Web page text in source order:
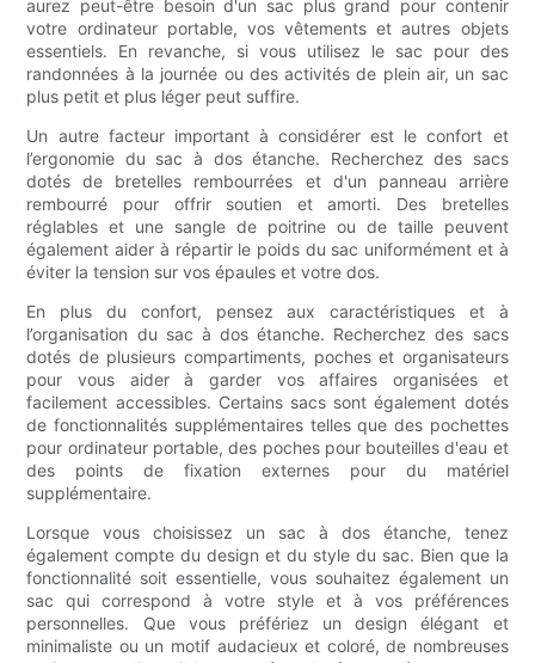
aurez peut-être besoin d'un sac plus grand pour contenir
votre ordinateur portable, vos vêtements et autres objets
essentiels. En revanche, si vous utilisez le sac pour des
randonnées à la journée ou des activités de plein air, un sac
plus petit et plus léger peut suffire.
Un autre facteur important à considérer est le confort et
l’ergonomie du sac à dos étanche. Recherchez des sacs
dotés de bretelles rembourrées et d'un panneau arrière
rembourré pour offrir soutien et amorti. Des bretelles
réglables et une sangle de poitrine ou de taille peuvent
également aider à répartir le poids du sac uniformément et à
éviter la tension sur vos épaules et votre dos.
En plus du confort, pensez aux caractéristiques et à
l’organisation du sac à dos étanche. Recherchez des sacs
dotés de plusieurs compartiments, poches et organisateurs
pour vous aider à garder vos affaires organisées et
facilement accessibles. Certains sacs sont également dotés
de fonctionnalités supplémentaires telles que des pochettes
pour ordinateur portable, des poches pour bouteilles d'eau et
des points de fixation externes pour du matériel
supplémentaire.
Lorsque vous choisissez un sac à dos étanche, tenez
également compte du design et du style du sac. Bien que la
fonctionnalité soit essentielle, vous souhaitez également un
sac qui correspond à votre style et à vos préférences
personnelles. Que vous préfériez un design élégant et
minimaliste ou un motif audacieux et coloré, de nombreuses